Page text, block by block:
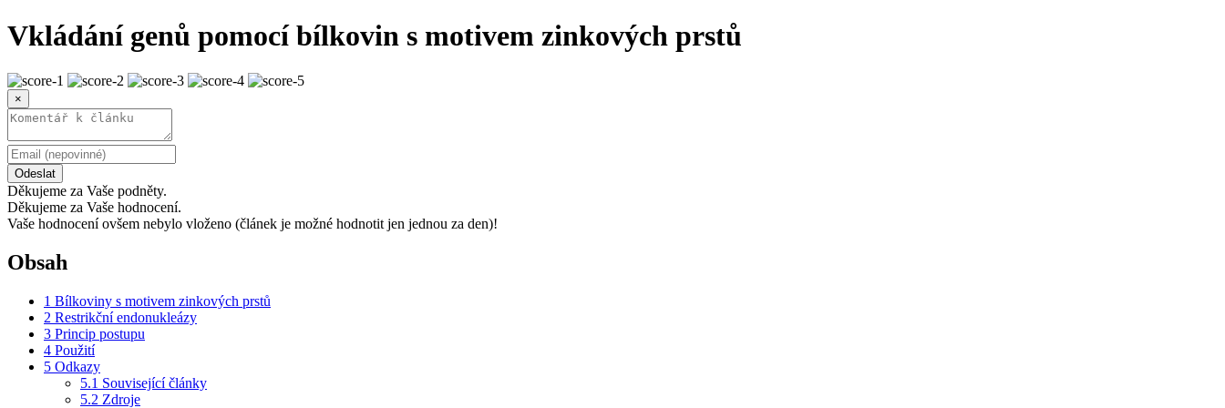
Vkládání genů pomocí bílkovin s motivem zinkových prstů
×
Odeslat
Děkujeme za Vaše podněty.
Děkujeme za Vaše hodnocení.
Vaše hodnocení ovšem nebylo vloženo (článek je možné hodnotit jen jednou za den)!
Obsah
1 Bílkoviny s motivem zinkových prstů
2 Restrikční endonukleázy
3 Princip postupu
4 Použití
5 Odkazy
5.1 Související články
5.2 Zdroje